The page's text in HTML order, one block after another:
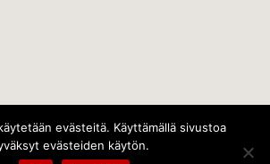
evästeitä. Käyttämällä sivustoa
evästeiden käytön.